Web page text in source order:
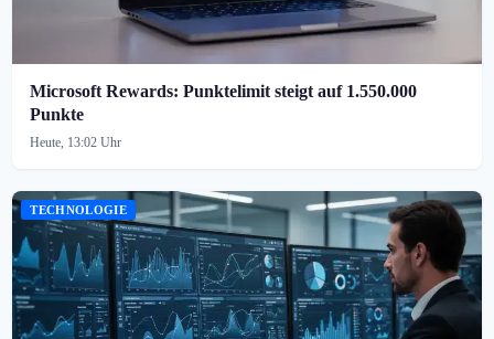
Microsoft Rewards: Punktelimit steigt auf 1.550.000
Punkte
Heute, 13:02 Uhr
TECHNOLOGIE